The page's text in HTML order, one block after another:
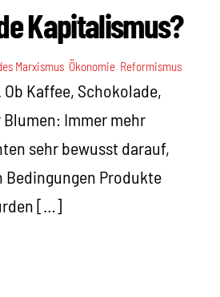
Kapitalismus?
Marxismus, Ökonomie, Reformismus
Kaffee, Schokolade,
Immer mehr
sehr bewusst darauf,
Bedingungen Produkte
[…]